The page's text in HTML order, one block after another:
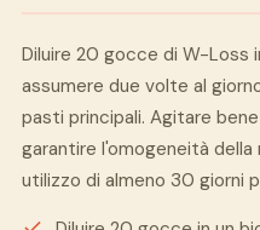
Diluire 20 gocce di W-Loss
assumere due volte al
pasti principali. Agitare
garantire l'omogeneità della
utilizzo di almeno 30 giorni